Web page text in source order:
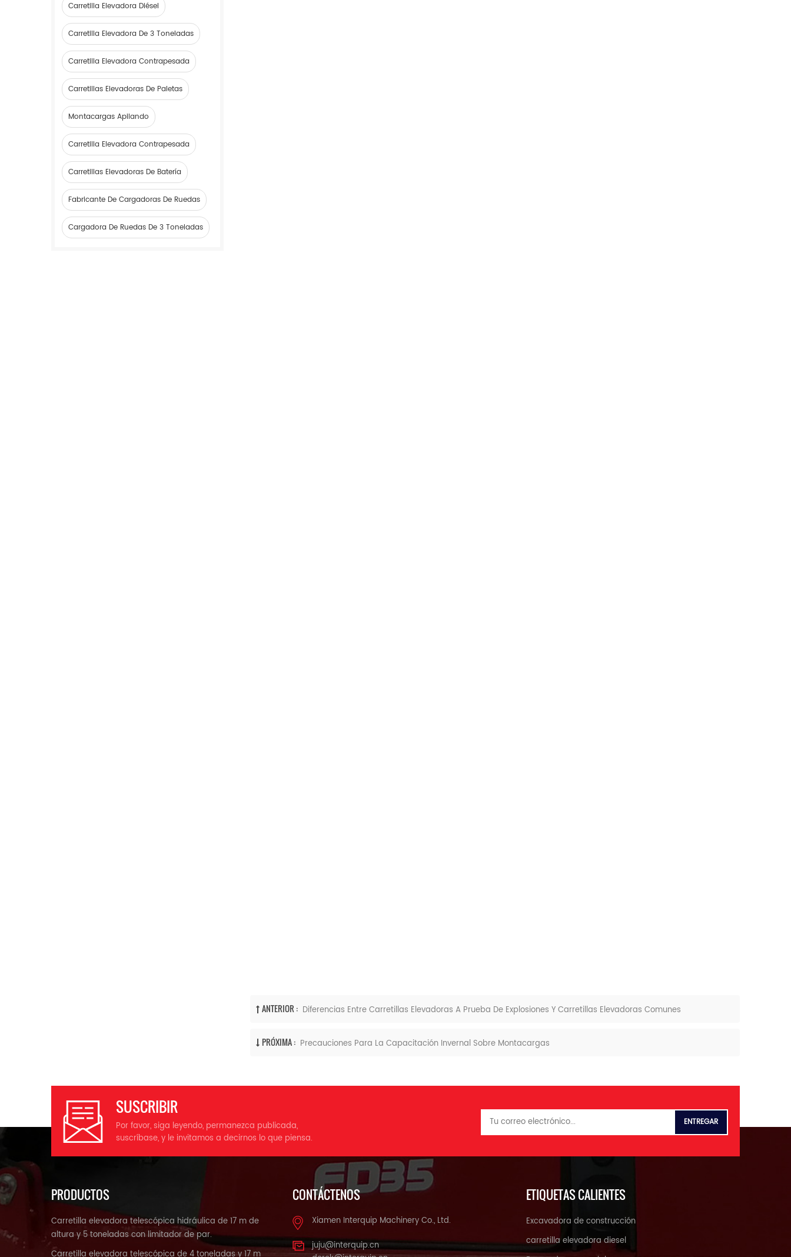
ANTERIOR : Diferencias Entre Carretillas Elevadoras A Prueba De Explosiones Y Carretillas Elevadoras Comunes
PRÓXIMA : Precauciones Para La Capacitación Invernal Sobre Montacargas
Carretilla Elevadora Diésel
Carretilla Elevadora De 3 Toneladas
Carretilla Elevadora Contrapesada
Carretillas Elevadoras De Paletas
Montacargas Apilando
Carretilla Elevadora Contrapesada
Carretillas Elevadoras De Batería
Fabricante De Cargadoras De Ruedas
Cargadora De Ruedas De 3 Toneladas
SUSCRIBIR
Por favor, siga leyendo, permanezca publicada,
suscríbase, y le invitamos a decirnos lo que piensa.
PRODUCTOS
Carretilla elevadora telescópica hidráulica de 17 m de
altura y 5 toneladas con limitador de par.
Carretilla elevadora telescópica de 4 toneladas y 17 m
CONTÁCTENOS
Xiamen Interquip Machinery Co., Ltd.
juju@interquip.cn
ETIQUETAS CALIENTES
Excavadora de construcción
carretilla elevadora diesel